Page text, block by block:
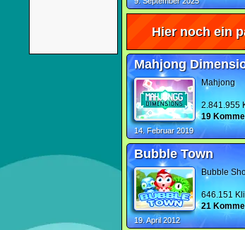
Hier noch ein
Mahjong
Mahjong
2.841.955
19
14. Februar 2019
Bubble Town
Bubble
646.151
21
19. April 2012